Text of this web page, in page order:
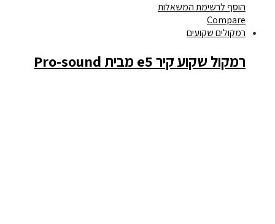
הוסף לרשימת המשאלות
Compare
רמקולים שקועים
רמקול שקוע קיר e5 מבית Pro-sound